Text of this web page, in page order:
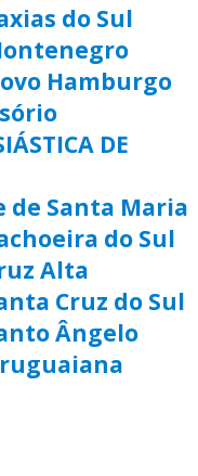
do Sul
Hamburgo
DE
de Santa Maria
do Sul
Alta
Cruz do Sul
Ângelo